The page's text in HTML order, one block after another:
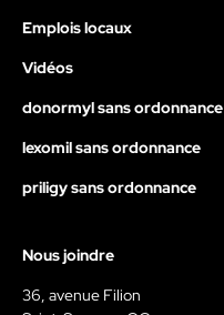
Emplois locaux
Vidéos
donormyl sans ordonnance
lexomil sans ordonnance
priligy sans ordonnance
Nous joindre
36, avenue Filion